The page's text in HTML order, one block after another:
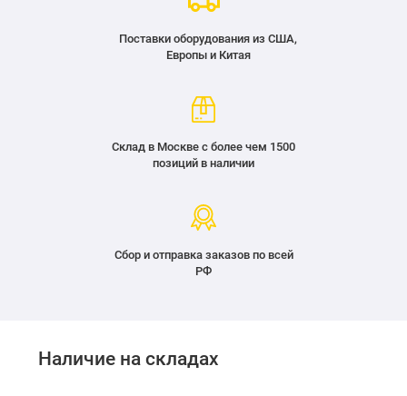
Поставки оборудования из США,
Европы и Китая
Склад в Москве с более чем 1500
позиций в наличии
Сбор и отправка заказов по всей
РФ
Наличие на складах